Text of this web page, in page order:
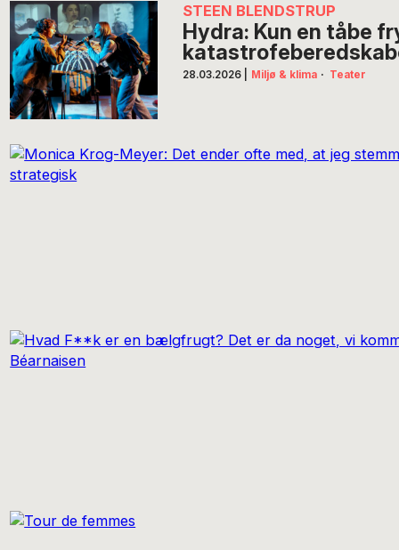
STEEN BLENDSTRUP
Hydra: Kun en tåbe
28.03.2026 Miljø & klima · Teater